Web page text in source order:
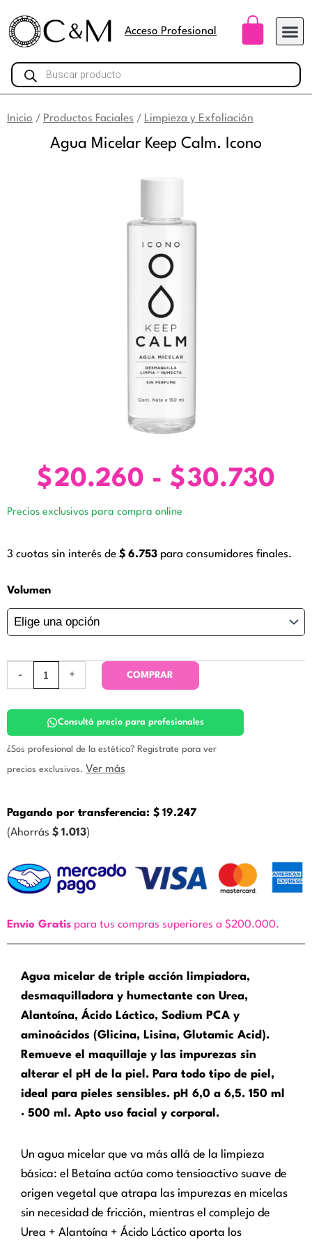
contenido
Acceso Profesional
Búsqueda
de
productos
Inicio / Productos Faciales / Limpieza y Exfoliación
Agua Micelar Keep Calm. Icono
$20.260 - $30.730
Precios exclusivos para compra online
3 cuotas sin interés de $ 6.753 para consumidores finales.
Volumen
-
Agua
Keep
Calm.
+
COMPRAR
Consultá precio para profesionales
¿Sos profesional de la estética? Registrate para ver
precios exclusivos. Ver más
Pagando por transferencia: $ 19.247
(Ahorrás $ 1.013)
Envío Gratis para tus compras superiores a $200.000.
Agua micelar de triple acción limpiadora,
desmaquilladora y humectante con Urea,
Alantoína, Ácido Láctico, Sodium PCA y
aminoácidos (Glicina, Lisina, Glutamic Acid).
Remueve el maquillaje y las impurezas sin
alterar el pH de la piel. Para todo tipo de piel,
ideal para pieles sensibles. pH 6,0 a 6,5. 150 ml
· 500 ml. Apto uso facial y corporal.
Un agua micelar que va más allá de la limpieza
básica: el Betaína actúa como tensioactivo suave de
origen vegetal que atrapa las impurezas en micelas
sin necesidad de fricción, mientras el complejo de
Urea + Alantoína + Ácido Láctico aporta los